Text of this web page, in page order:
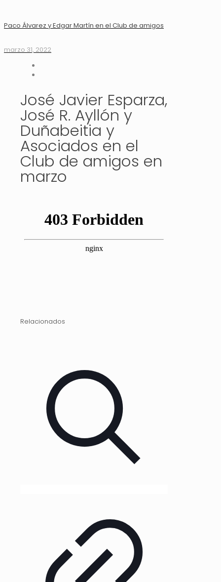
Paco Álvarez y Edgar Martín en el Club de amigos
marzo 31, 2022
José Javier Esparza,
José R. Ayllón y
Duñabeitia y
Asociados en el
Club de amigos en
marzo
Relacionados